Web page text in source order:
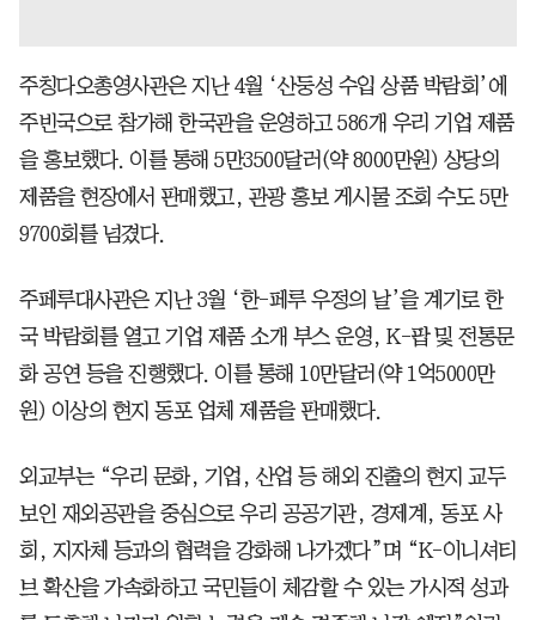
주칭다오총영사관은 지난 4월 ‘산둥성 수입 상품 박람회’에
주빈국으로 참가해 한국관을 운영하고 586개 우리 기업 제품
을 홍보했다. 이를 통해 5만3500달러(약 8000만원) 상당의
제품을 현장에서 판매했고, 관광 홍보 게시물 조회 수도 5만
9700회를 넘겼다.
주페루대사관은 지난 3월 ‘한-페루 우정의 날’을 계기로 한
국 박람회를 열고 기업 제품 소개 부스 운영, K-팝 및 전통문
화 공연 등을 진행했다. 이를 통해 10만달러(약 1억5000만
원) 이상의 현지 동포 업체 제품을 판매했다.
외교부는 “우리 문화, 기업, 산업 등 해외 진출의 현지 교두
보인 재외공관을 중심으로 우리 공공기관, 경제계, 동포 사
회, 지자체 등과의 협력을 강화해 나가겠다”며 “K-이니셔티
브 확산을 가속화하고 국민들이 체감할 수 있는 가시적 성과